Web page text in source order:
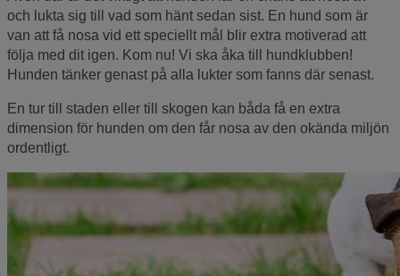
och lukta sig till vad som hänt sedan sist. En hund som är
van att få nosa vid ett speciellt mål blir extra motiverad att
följa med dit igen. Kom nu! Vi ska åka till hundklubben!
Hunden tänker genast på alla lukter som fanns där senast.
En tur till staden eller till skogen kan båda få en extra
dimension för hunden om den får nosa av den okända miljön
ordentligt.